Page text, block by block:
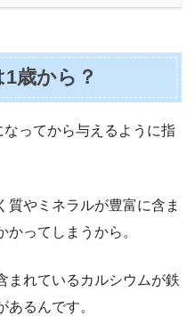
歳から？
ってから与えるように指
質やミネラルが豊富に含ま
ってしまうから。
まれているカルシウムが鉄
るんです。